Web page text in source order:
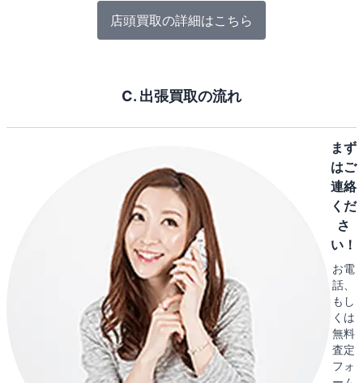
店頭買取の詳細はこちら
C. 出張買取の流れ
まず
はご
連絡
くだ
さ
い！
お電
話、
もし
くは
無料
査定
フォ